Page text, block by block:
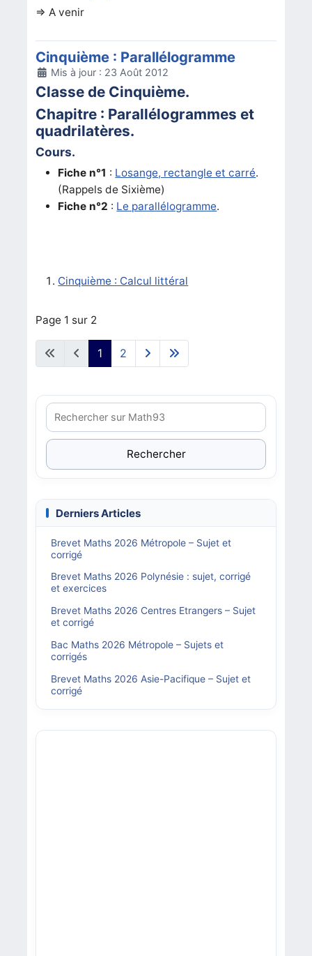
=> A venir
Cinquième : Parallélogramme
DétailsMis à jour : 23 Août 2012
Classe de Cinquième.
Chapitre : Parallélogrammes et
quadrilatères.
Cours.
Fiche n°1 : Losange, rectangle et carré.
(Rappels de Sixième)
Fiche n°2 : Le parallélogramme.
Cinquième : Calcul littéral
Page 1 sur 2
1 2
Rechercher
Derniers Articles
Brevet Maths 2026 Métropole – Sujet et
corrigé
Brevet Maths 2026 Polynésie : sujet, corrigé
et exercices
Brevet Maths 2026 Centres Etrangers – Sujet
et corrigé
Bac Maths 2026 Métropole – Sujets et
corrigés
Brevet Maths 2026 Asie-Pacifique – Sujet et
corrigé